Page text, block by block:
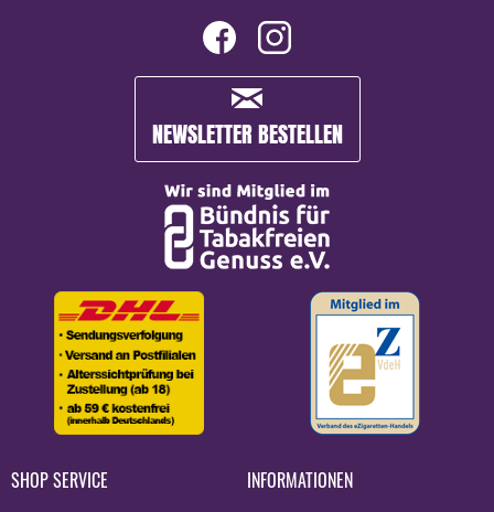
NEWSLETTER BESTELLEN
SHOP SERVICE
INFORMATIONEN